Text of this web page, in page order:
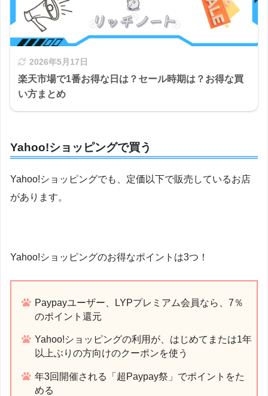
2026年5月17日
楽天市場で1番お得な日は？セール時期は？お得な買
い方まとめ
Yahoo!ショッピングで買う
Yahoo!ショッピングでも、定価以下で販売しているお店
があります。
Yahoo!ショッピングのお得なポイントは3つ！
Paypayユーザー、LYPプレミアム会員なら、7％
のポイント還元
Yahoo!ショッピングの利用が、はじめてまたは1年
以上ぶりの方向けのクーポンを使う
年3回開催される「超Paypay祭」でポイントをた
める